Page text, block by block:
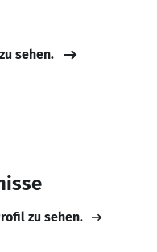
sehen.
zu sehen.